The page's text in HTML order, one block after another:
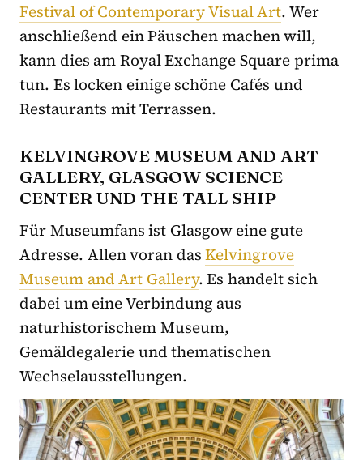
Festival of Contemporary Visual Art. Wer
anschließend ein Päuschen machen will,
kann dies am Royal Exchange Square prima
tun. Es locken einige schöne Cafés und
Restaurants mit Terrassen.
KELVINGROVE MUSEUM AND ART
GALLERY, GLASGOW SCIENCE
CENTER UND THE TALL SHIP
Für Museumfans ist Glasgow eine gute
Adresse. Allen voran dasKelvingrove
Museum and Art Gallery. Es handelt sich
dabei um eine Verbindung aus
naturhistorischem Museum,
Gemäldegalerie und thematischen
Wechselausstellungen.